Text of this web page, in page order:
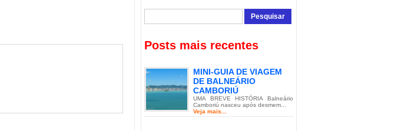
Posts mais recentes
MINI-GUIA DE VIAGEM
DE BALNEÁRIO
CAMBORIÚ
UMA BREVE HISTÓRIA Balneário
Camboriú nasceu após desmem...
Veja mais...